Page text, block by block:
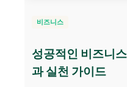
비즈니스
성공적인 비즈니
과 실천 가이드